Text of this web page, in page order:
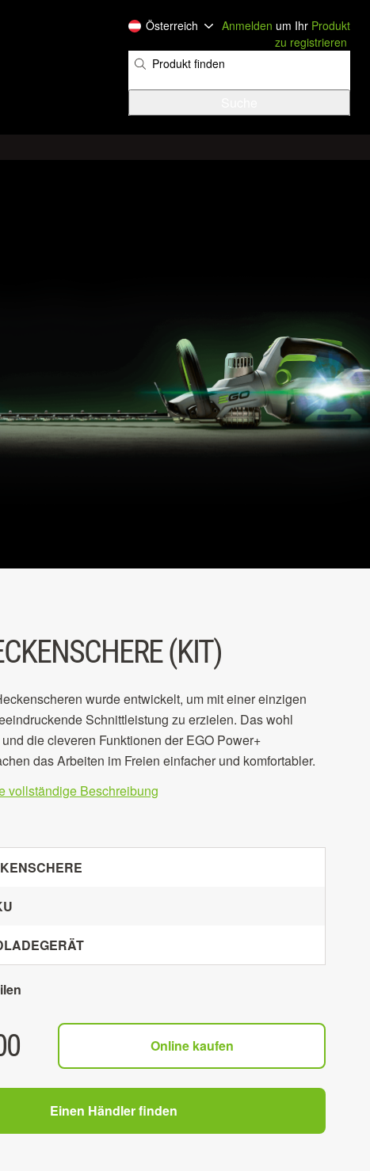
Österreich Anmelden um Ihr Produkt
zu registrieren
(KIT)
wurde entwickelt, um mit einer einzigen
Schnittleistung zu erzielen. Das wohl
die cleveren Funktionen der EGO Power+
das Arbeiten im Freien einfacher und komfortabler.
vollständige Beschreibung
Online kaufen
Einen Händler finden